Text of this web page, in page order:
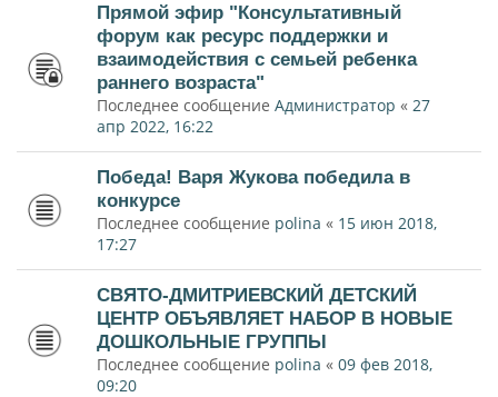
Прямой эфир "Консультативный
форум как ресурс поддержки и
взаимодействия с семьей ребенка
раннего возраста"
Последнее сообщение Администратор « 27
апр 2022, 16:22
Победа! Варя Жукова победила в
конкурсе
Последнее сообщение polina « 15 июн 2018,
17:27
СВЯТО-ДМИТРИЕВСКИЙ ДЕТСКИЙ
ЦЕНТР ОБЪЯВЛЯЕТ НАБОР В НОВЫЕ
ДОШКОЛЬНЫЕ ГРУППЫ
Последнее сообщение polina « 09 фев 2018,
09:20